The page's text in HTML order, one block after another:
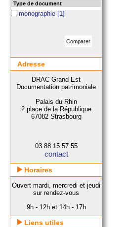
Type de document
monographie [1]
Adresse
DRAC Grand Est
Documentation patrimoniale
Palais du Rhin
2 place de la République
67082 Strasbourg
03 88 15 57 55
contact
Horaires
Ouvert mardi, mercredi et jeudi
sur rendez-vous
9h - 12h et 14h - 17h
Liens utiles